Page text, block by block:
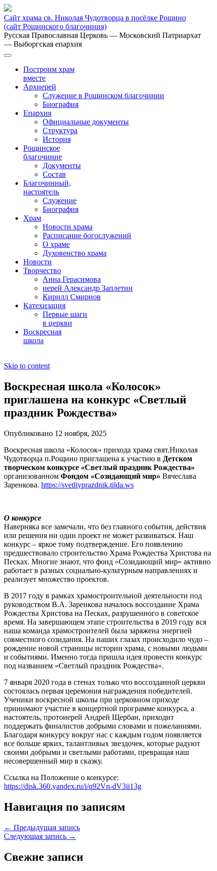
Сайт храма св. Николая Чудотворца в посёлке Рощино
(сайт Рощинского благочиния)
Русская Православная Церковь — Московский Патриархат
— Выборгская епархия
Построим храм
вместе
Архиерей
Служение в Рощинском благочинии
Биография
Епархия
Официальные документы
Структура
История
Рощинское
благочиние
Документы
Состав
Благочинный,
настоятель
Служение
Биография
Храм
Новости храма
Расписание богослужений
О храме
Духовенство храма
Новости
Творчество
Анна Герасимова
иерей Александр Заплетин
Кирилл Смирнов
Катехизация
Первые шаги
в церкви
Воскресная
школа
Skip to content
Воскресная школа «Колосок»
приглашена на конкурс «Светлый
праздник Рождества»
Опубликовано 12 ноября, 2025
Воскресная школа «Колосок» прихода храма свят.Николая
Чудотворца п.Рощино приглашена к участию в Детском
творческом конкурсе «Светлый праздник Рождества»
организованном Фондом «Созидающий мир» Вячеслава
Заренкова. https://svetliyprazdnik.tilda.ws
О конкурсе
Наверняка все замечали, что без главного события, действия
или решения ни один проект не может развиваться. Наш
конкурс – яркое тому подтверждение. Его появлению
предшествовало строительство Храма Рождества Христова на
Песках. Многие знают, что фонд «Созидающий мир» активно
работает в разных социально-культурным направлениях и
реализует множество проектов.
В 2017 году в рамках храмостроительной деятельности под
руководством В.А. Заренкова началось воссоздание Храма
Рождества Христова на Песках, разрушенного в советское
время. На завершающем этапе строительства в 2019 году вся
наша команда храмостроителей была заряжена энергией
совместного созидания. На наших глазах происходило чудо –
рождение новой страницы истории храма, с новыми людьми
и событиями. Именно тогда пришла идея провести конкурс
под названием «Светлый праздник Рождества».
7 января 2020 года в стенах только что воссозданной церкви
состоялась первая церемония награждения победителей.
Ученики воскресной школы при церковном приходе
принимают участие в концертной программе конкурса, а
настоятель, протоиерей Андрей Щербан, приходит
поддержать финалистов добрыми словами и пожеланиями.
Благодаря конкурсу вокруг нас с каждым годом появляется
все больше ярких, талантливых звездочек, которые радуют
своими добрыми и светлыми работами, превращая наш
несовершенный мир в сказку.
Ссылка на Положение о конкурсе:
https://disk.360.yandex.ru/i/q92Vn-dV3ii13g
Навигация по записям
← Предыдущая запись
Следующая запись →
Свежие записи